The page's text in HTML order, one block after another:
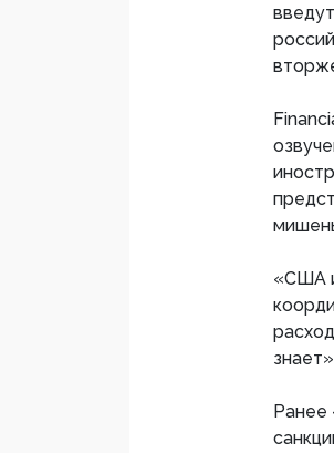
«США
Ранее